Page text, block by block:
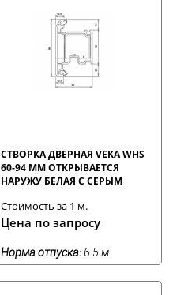
СТВОРКА ДВЕРНАЯ VEKA WHS
60-94 ММ ОТКРЫВАЕТСЯ
НАРУЖУ БЕЛАЯ С СЕРЫМ
Стоимость за 1 м.
Цена по запросу
Норма отпуска: 6.5 м